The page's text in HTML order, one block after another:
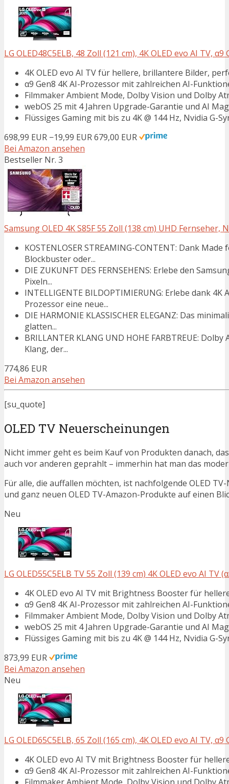
LG OLED48C5ELB, 48 Zoll (121 cm), 4K OLED evo AI TV,
4K OLED evo AI TV für hellere, brillantere Bilder,
α9 Gen8 4K AI-Prozessor mit zahlreichen AI-
Filmmaker Ambient Mode, Dolby Vision und Dolby
webOS 25 mit 4 Jahren Upgrade-Garantie und AI
Flüssiges Gaming mit bis zu 4K @ 144 Hz, Nvidia G-
698,99 EUR −19,99 EUR679,00 EUR
Bei Amazon ansehen
Bestseller Nr. 3
Samsung OLED 4K S85F 55 Zoll (138 cm) UHD Fernseher,
KOSTENLOSER STREAMING-CONTENT: Dank
Blockbuster oder...
DIE ZUKUNFT DES FERNSEHENS: Erlebe den
Pixeln...
INTELLIGENTE BILDOPTIMIERUNG: Erlebe dank
Prozessor eine neue...
DIE HARMONIE KLASSISCHER ELEGANZ: Das
glatten...
BRILLANTER KLANG UND HOHE FARBTREUE:
Klang, der...
774,86 EUR
Bei Amazon ansehen
[su_quote]
OLED TV Neuerscheinungen
Nicht immer geht es beim Kauf von Produkten danach,
auch vor anderen geprahlt – immerhin hat man das
Für alle, die auffallen möchten, ist nachfolgende OLED
und ganz neuen OLED TV-Amazon-Produkte auf einen
Neu
LG OLED55C5ELB TV 55 Zoll (139 cm) 4K OLED evo AI TV
4K OLED evo AI TV mit Brightness Booster für
α9 Gen8 4K AI-Prozessor mit zahlreichen AI-
Filmmaker Ambient Mode, Dolby Vision und Dolby
webOS 25 mit 4 Jahren Upgrade-Garantie und AI
Flüssiges Gaming mit bis zu 4K @ 144 Hz, Nvidia G-
873,99 EUR
Bei Amazon ansehen
Neu
LG OLED65C5ELB, 65 Zoll (165 cm), 4K OLED evo AI TV,
4K OLED evo AI TV mit Brightness Booster für
α9 Gen8 4K AI-Prozessor mit zahlreichen AI-